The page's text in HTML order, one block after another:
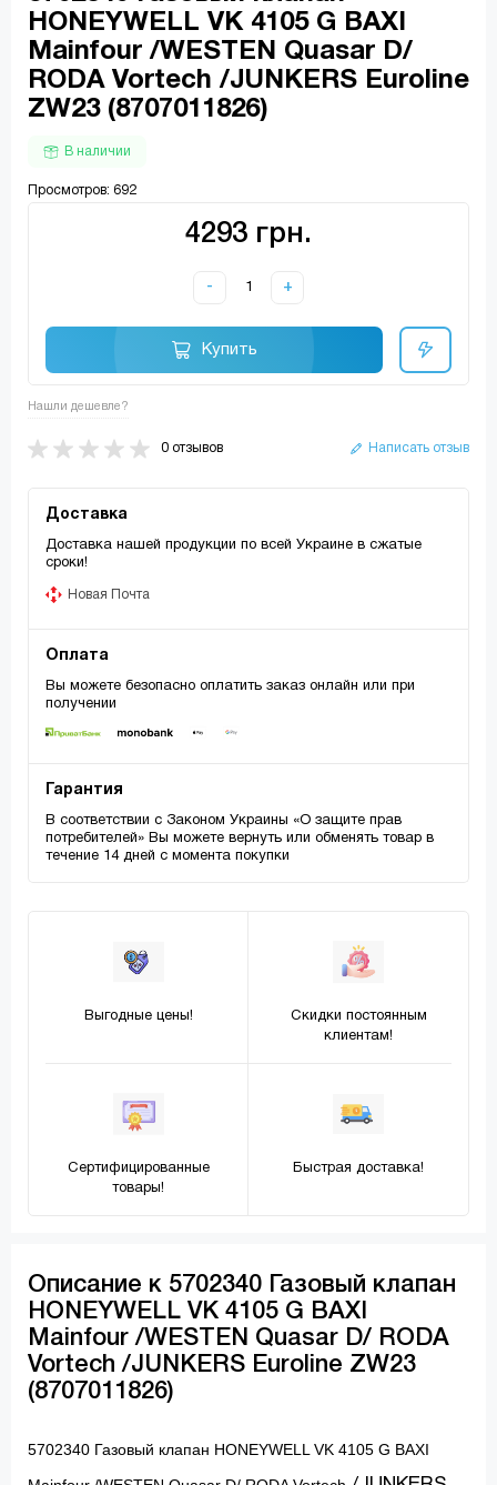
HONEYWELL VK 4105 G BAXI
Mainfour /WESTEN Quasar D/
RODA Vortech /JUNKERS Euroline
ZW23 (8707011826)
В наличии
Просмотров: 692
4293 грн.
- +
Купить
Нашли дешевле?
0 отзывов Написать отзыв
Доставка
Доставка нашей продукции по всей Украине в сжатые
сроки!
Новая Почта
Оплата
Вы можете безопасно оплатить заказ онлайн или при
получении
Гарантия
В соответствии с Законом Украины «О защите прав
потребителей» Вы можете вернуть или обменять товар в
течение 14 дней с момента покупки
Выгодные цены!
Скидки постоянным
клиентам!
Сертифицированные
товары!
Быстрая доставка!
Описание к 5702340 Газовый клапан
HONEYWELL VK 4105 G BAXI
Mainfour /WESTEN Quasar D/ RODA
Vortech /JUNKERS Euroline ZW23
(8707011826)
5702340 Газовый клапан HONEYWELL VK 4105 G BAXI